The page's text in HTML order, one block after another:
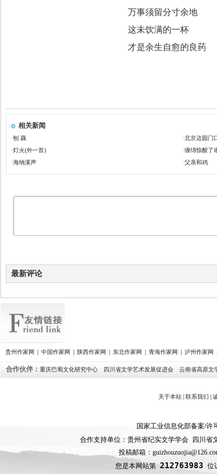
万事须留分寸余地
这未饮满的一杯
才是余生自愈的良药
相关新闻
·刨 藕 ·北京达园门
·灯火(外一首) ·缠绵惊醒了
·海纳溪声 ·父亲和鸡
最新评论
贵州作家网 | 中国作家网 | 陕西作家网 | 东北作家网 | 青海作家网 | 泸州作家网
合作伙伴： 重庆巴蜀文化研究中心 四川省文学艺术发展促进会 云南省高原文
关于本站| 联系我们 |
国家工业信息化部备案/许
合作支持单位：贵州省纪实文学学会 四川
投稿邮箱：
您是本网站第212763983